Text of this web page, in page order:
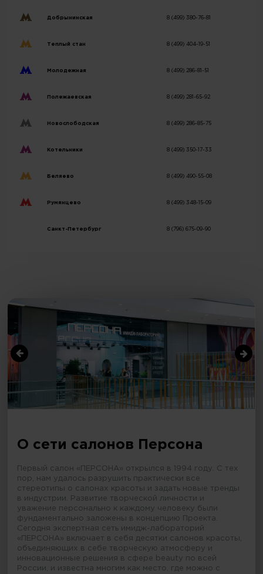
Добрынинская 8 (499) 380-76-81
Теплый стан 8 (499) 404-19-51
Молодежная 8 (499) 286-81-51
Полежаевская 8 (499) 281-65-92
Новослободская 8 (499) 286-85-75
Котельники 8 (499) 350-17-33
Беляево 8 (499) 490-55-08
Румянцево 8 (499) 348-15-09
Санкт-Петербург 8 (796) 675-09-90
О сети салонов Персона
Первый салон «ПЕРСОНА» открылся в 1994 году. С тех
пор, нам удалось разрушить практически все
стереотипы о салонах красоты и задать новые тренды
в индустрии. Развитие творческой личности и
уважение персонально к каждому человеку были
фундаментально заложены в концепцию Проекта.
Сегодня экспертная сеть имидж-лабораторий
«ПЕРСОНА» включает в себя десятки салонов красоты,
объединяющих в себе творческую атмосферу и
инновационные решения в сфере beauty по всей
России, и известна многим как место, где можно с